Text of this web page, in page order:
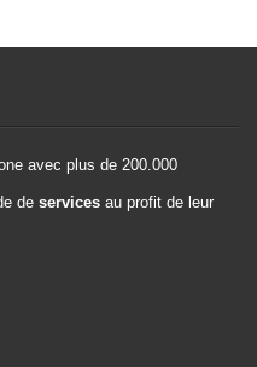
avec plus de 200.000
de services au profit de leur